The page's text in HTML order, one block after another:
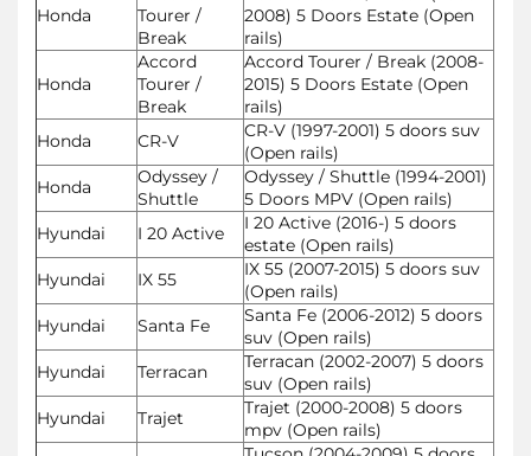
Honda
Tourer /
Break
2008) 5 Doors Estate (Open
rails)
Honda
Accord
Tourer /
Break
Accord Tourer / Break (2008-
2015) 5 Doors Estate (Open
rails)
Honda
CR-V
CR-V (1997-2001) 5 doors suv
(Open rails)
Honda
Odyssey /
Shuttle
Odyssey / Shuttle (1994-2001)
5 Doors MPV (Open rails)
Hyundai
I 20 Active
I 20 Active (2016-) 5 doors
estate (Open rails)
Hyundai
IX 55
IX 55 (2007-2015) 5 doors suv
(Open rails)
Hyundai
Santa Fe
Santa Fe (2006-2012) 5 doors
suv (Open rails)
Hyundai
Terracan
Terracan (2002-2007) 5 doors
suv (Open rails)
Hyundai
Trajet
Trajet (2000-2008) 5 doors
mpv (Open rails)